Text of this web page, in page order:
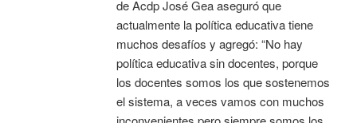
de Acdp José Gea aseguró que
actualmente la política educativa tiene
muchos desafíos y agregó: “No hay
política educativa sin docentes, porque
los docentes somos los que sostenemos
el sistema, a veces vamos con muchos